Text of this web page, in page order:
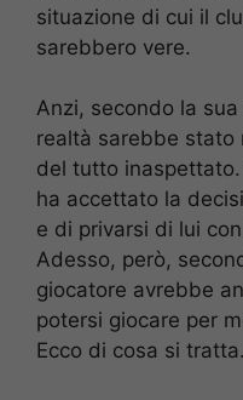
situazione di cui il
sarebbero vere.
Anzi, secondo la
realtà sarebbe stato
del tutto
ha accettato la
e di privarsi di lui
Adesso, però,
giocatore avrebbe
potersi giocare per
Ecco di cosa si tratta.